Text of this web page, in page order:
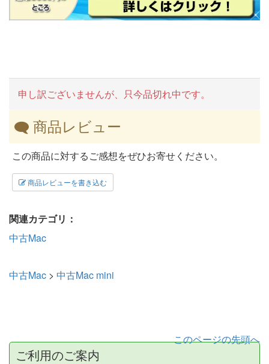
申し訳ございませんが、只今品切れ中です。
商品レビュー
この商品に対するご感想をぜひお寄せください。
商品レビューを書き込む
関連カテゴリ：
中古Mac
中古Mac > 中古Mac mini
このページの先頭へ
ご利用のご案内